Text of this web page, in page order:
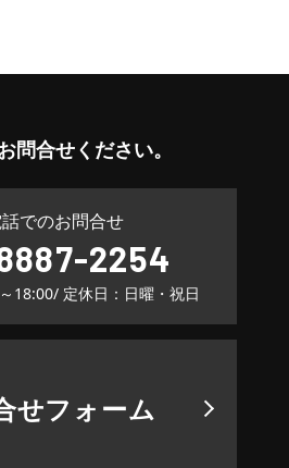
問合せください。
でのお問合せ
2254
18:00/ 定休日：日曜・祝日
せフォーム